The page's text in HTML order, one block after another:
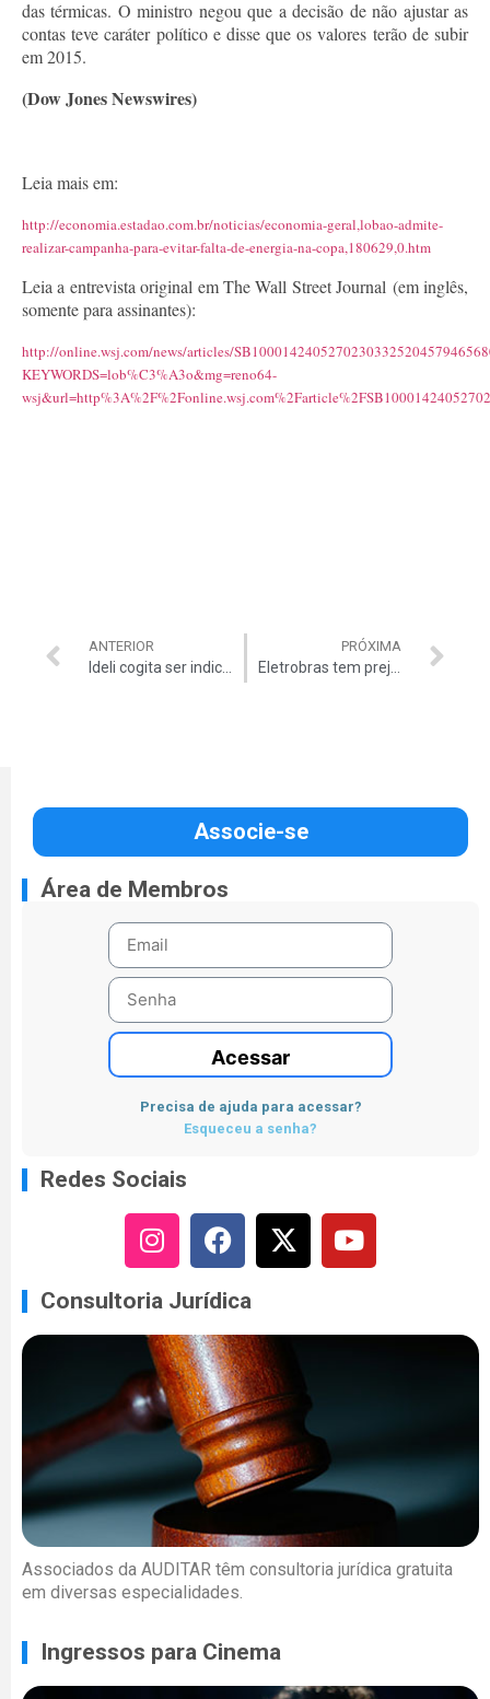
das térmicas. O ministro negou que a decisão de não ajustar as
contas teve caráter político e disse que os valores terão de subir
em 2015.
(Dow Jones Newswires)
Leia mais em:
http://economia.estadao.com.br/noticias/economia-geral,lobao-admite-
realizar-campanha-para-evitar-falta-de-energia-na-copa,180629,0.htm
Leia a entrevista original em The Wall Street Journal (em inglês,
somente para assinantes):
http://online.wsj.com/news/articles/
KEYWORDS=lob%C3%A3o&mg=reno64-
ANTERIOR PRÓXIMA
Associe-se
Área de Membros
Acessar
Precisa de ajuda para acessar?
Esqueceu a senha?
Redes Sociais
Consultoria Jurídica
Associados da AUDITAR têm consultoria jurídica gratuita
em diversas especialidades.
Ingressos para Cinema